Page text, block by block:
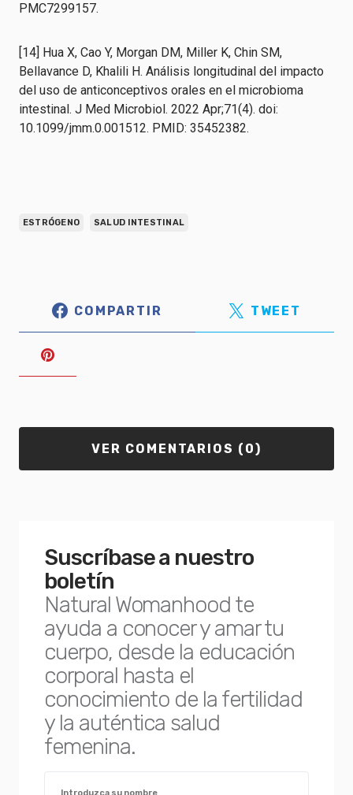
PMC7299157.
[14] Hua X, Cao Y, Morgan DM, Miller K, Chin SM,
Bellavance D, Khalili H. Análisis longitudinal del impacto
del uso de anticonceptivos orales en el microbioma
intestinal. J Med Microbiol. 2022 Apr;71(4). doi:
10.1099/jmm.0.001512. PMID: 35452382.
ESTRÓGENO SALUD INTESTINAL
COMPARTIR TWEET
VER COMENTARIOS (0)
Suscríbase a nuestro
boletín
Natural Womanhood te
ayuda a conocer y amar tu
cuerpo, desde la educación
corporal hasta el
conocimiento de la fertilidad
y la auténtica salud
femenina.